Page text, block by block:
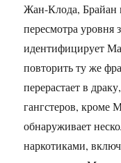
Жан-Клода, Брайан
пересмотра
идентифицирует
повторить ту же
перерастает в
гангстеров, кроме
обнаруживает
наркотиками,